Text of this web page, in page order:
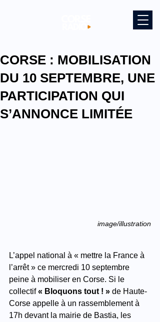
CORSE : MOBILISATION
DU 10 SEPTEMBRE, UNE
PARTICIPATION QUI
S’ANNONCE LIMITÉE
image/illustration
L’appel national à « mettre la France à
l’arrêt » ce mercredi 10 septembre
peine à mobiliser en Corse. Si le
collectif « Bloquons tout ! » de Haute-
Corse appelle à un rassemblement à
17h devant la mairie de Bastia, les